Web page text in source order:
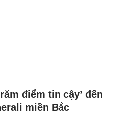
điểm tin cậy’ đến
miền Bắc